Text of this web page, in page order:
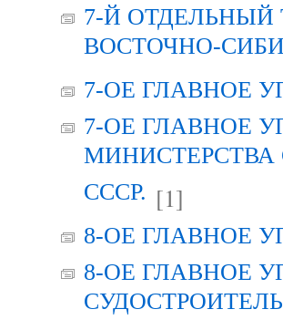
7-Й
ВОСТОЧНО-
7-ОЕ ГЛАВНОЕ
7-ОЕ ГЛАВНОЕ
СССР. [1]
8-ОЕ ГЛАВНОЕ
8-ОЕ ГЛАВНОЕ